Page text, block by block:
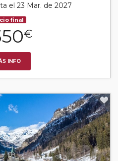
el 23 Mar. de 2027
final
€
INFO